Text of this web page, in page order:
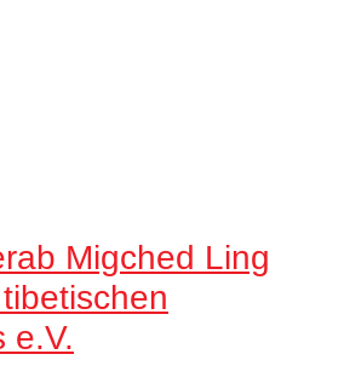
Migched Ling
e.V.